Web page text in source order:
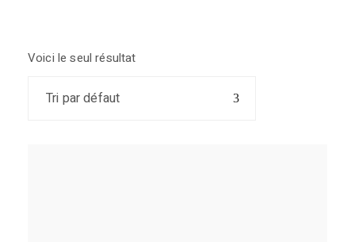
Voici le seul résultat
Tri par défaut